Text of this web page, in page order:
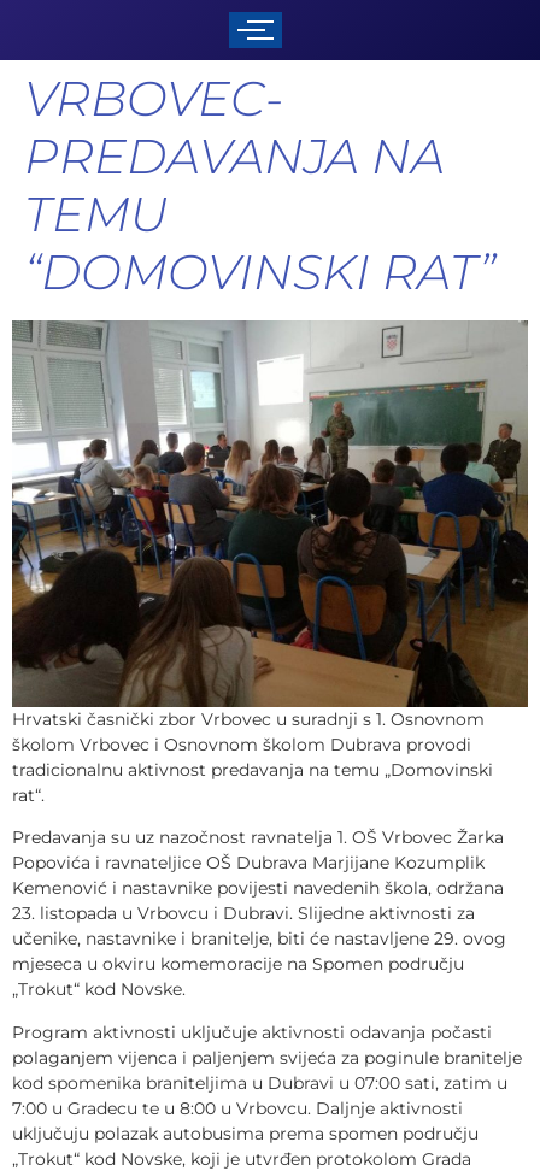
VRBOVEC-
PREDAVANJA NA
TEMU
“DOMOVINSKI RAT”
Hrvatski časnički zbor Vrbovec u suradnji s 1. Osnovnom
školom Vrbovec i Osnovnom školom Dubrava provodi
tradicionalnu aktivnost predavanja na temu „Domovinski
rat“.
Predavanja su uz nazočnost ravnatelja 1. OŠ Vrbovec Žarka
Popovića i ravnateljice OŠ Dubrava Marjijane Kozumplik
Kemenović i nastavnike povijesti navedenih škola, održana
23. listopada u Vrbovcu i Dubravi. Slijedne aktivnosti za
učenike, nastavnike i branitelje, biti će nastavljene 29. ovog
mjeseca u okviru komemoracije na Spomen području
„Trokut“ kod Novske.
Program aktivnosti uključuje aktivnosti odavanja počasti
polaganjem vijenca i paljenjem svijeća za poginule branitelje
kod spomenika braniteljima u Dubravi u 07:00 sati, zatim u
7:00 u Gradecu te u 8:00 u Vrbovcu. Daljnje aktivnosti
uključuju polazak autobusima prema spomen području
„Trokut“ kod Novske, koji je utvrđen protokolom Grada